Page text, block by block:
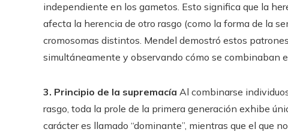
independiente en los gametos. Esto significa que la
afecta la herencia de otro rasgo (como la forma de la
cromosomas distintos. Mendel demostró estos
simultáneamente y observando cómo se combinaban
3. Principio de la supremacía Al combinarse
rasgo, toda la prole de la primera generación exhibe
carácter es llamado “dominante”, mientras que el que